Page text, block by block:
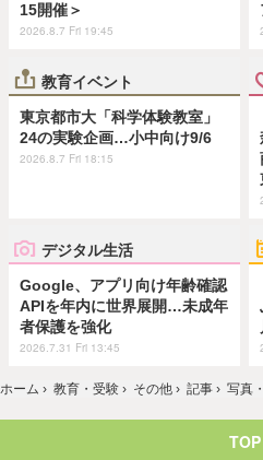
15開催＞
2026.8.7 Fri 19:45
教育イベント
東京都市大「科学体験教室」
24の実験企画…小中向け9/6
2026.8.7 Fri 18:15
デジタル生活
Google、アプリ向け年齢確認
APIを年内に世界展開…未成年
者保護を強化
2026.7.31 Fri 13:45
ホーム › 教育・受験 › その他 › 記事 › 写真
TOP